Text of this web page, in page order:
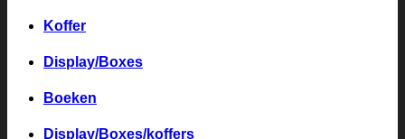
Koffer
Display/Boxes
Boeken
Display/Boxes/koffers